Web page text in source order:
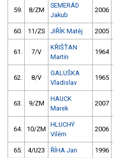
59. 8/ZM
SEMERÁD
Jakub
2006
60. 11/ZS JIŘÍK Matěj 2005
61. 7/V
KŘIŠŤAN
Martin
1964
62. 8/V
GALUŠKA
Vladislav
1965
63. 9/ZM
HAUCK
Marek
2007
64. 10/ZM
HLUCHÝ
Vilém
2006
65. 4/U23 ŘÍHA Jan 1996